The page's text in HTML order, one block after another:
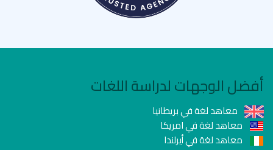
أفضل الوجهات لدراسة اللغات
معاهد لغة في بريطانيا
معاهد لغة في امريكا
معاهد لغة في أيرلندا